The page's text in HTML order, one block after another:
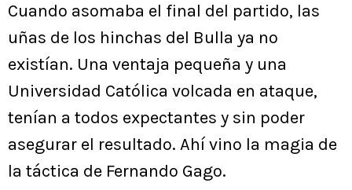
Cuando asomaba el final del partido, las
uñas de los hinchas del Bulla ya no
existían. Una ventaja pequeña y una
Universidad Católica volcada en ataque,
tenían a todos expectantes y sin poder
asegurar el resultado. Ahí vino la magia de
la táctica de Fernando Gago.